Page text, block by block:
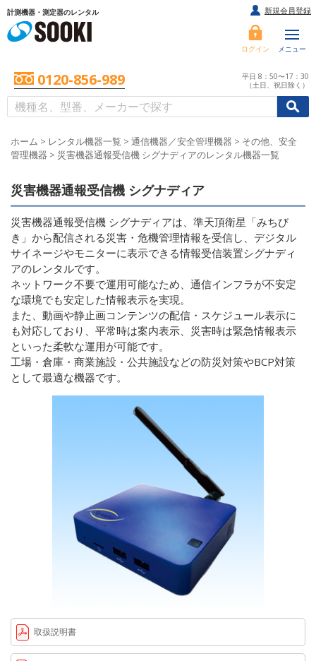
計測機器・測定器のレンタル
ログイン メニュー
0120-856-989
平日 8：50〜17：30
（土日、祝日除く）
//
新規会員登録
ホーム > レンタル機器一覧 > 通信機器／安全管理機器 > その他、安全
管理機器 > 災害機器通報受信機 シグナディアのレンタル機器一覧
災害機器通報受信機 シグナディア
災害機器通報受信機 シグナディアは、準天頂衛星「みちび
き」から配信される災害・危機管理情報を受信し、デジタル
サイネージやモニターに表示できる情報受信装置シグナディ
アのレンタルです。
ネットワーク不要で運用可能なため、通信インフラが不安定
な環境でも安定した情報表示を実現。
また、動画や静止画コンテンツの配信・スケジュール表示に
も対応しており、平常時は案内表示、災害時は緊急情報表示
といった柔軟な運用が可能です。
工場・倉庫・商業施設・公共施設などの防災対策やBCP対策
として最適な機器です。
取扱説明書